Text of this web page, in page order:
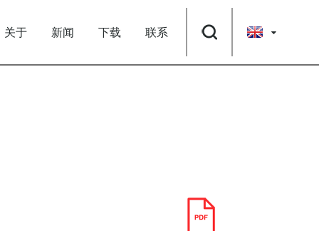
关于 新闻 下载 联系